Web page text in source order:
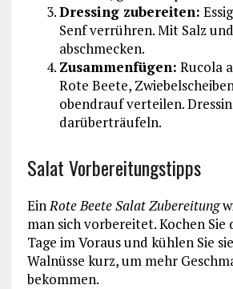
Dressing zubereiten:
Senf verrühren. Mit Salz
abschmecken.
Zusammenfügen: Rucola
Rote Beete,
obendrauf verteilen.
darüberträufeln.
Salat Vorbereitungstipps
EinRote Beete Salat Zubereitung
man sich vorbereitet. Kochen Sie
Tage im Voraus und kühlen Sie
Walnüsse kurz, um mehr
bekommen.